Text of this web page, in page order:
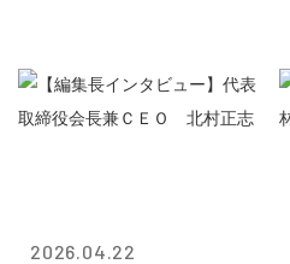
2026.04.22